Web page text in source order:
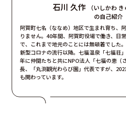
石川 久作
（いしかわ
の自己紹介
阿賀町七名（ななめ）地区で生まれ育ち、
りません。40年間、阿賀町役場で働き、日
で、これまで地元のことには無頓着でした
新型コロナの流行以降。七福温泉「七福荘
年に仲間たちと共にNPO法人「七福の恵（
長、「丸渕観光わらび園」代表ですが、
も関わっています。